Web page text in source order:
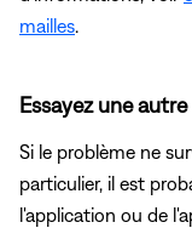
mailles
Essayez une
Si le problème ne
particulier, il est
l'application ou de